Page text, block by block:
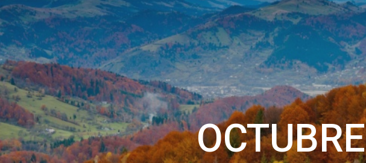
Skip to main content Skip to navigation
OCTUBRE